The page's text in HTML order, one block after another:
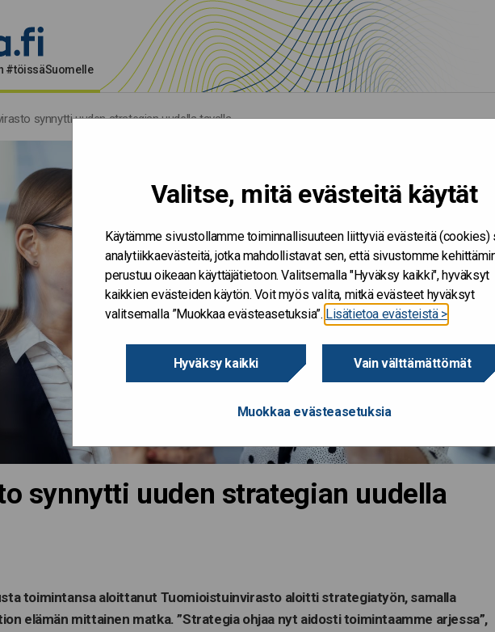
Valitse, mitä evästeitä käytät
Käytämme sivustollamme toiminnallisuuteen liittyviä evästeitä (cookies)
analytiikkaevästeitä, jotka mahdollistavat sen, että sivustomme
perustuu oikeaan käyttäjätietoon. Valitsemalla "Hyväksy kaikki", hyväksyt
kaikkien evästeiden käytön. Voit myös valita, mitkä evästeet hyväksyt
valitsemalla ”Muokkaa evästeasetuksia”. Lisätietoa evästeistä >
Hyväksy kaikki Vain välttämättömät
Muokkaa evästeasetuksia
#töissäSuomelle
synnytti uuden strategian uudella tavalla
synnytti uuden strategian uudella
toimintansa aloittanut Tuomioistuinvirasto aloitti strategiatyön, samalla
elämän mittainen matka. ”Strategia ohjaa nyt aidosti toimintaamme arjessa”,